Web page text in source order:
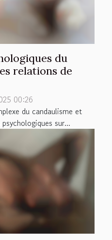
du
relations de
00:26
du candaulisme et
sur...